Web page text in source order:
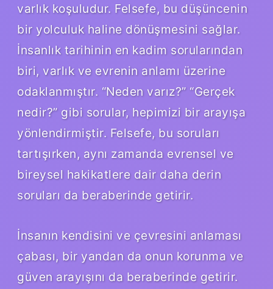
varlık koşuludur. Felsefe, bu düşüncenin
bir yolculuk haline dönüşmesini sağlar.
İnsanlık tarihinin en kadim sorularından
biri, varlık ve evrenin anlamı üzerine
odaklanmıştır. “Neden varız?” “Gerçek
nedir?” gibi sorular, hepimizi bir arayışa
yönlendirmiştir. Felsefe, bu soruları
tartışırken, aynı zamanda evrensel ve
bireysel hakikatlere dair daha derin
soruları da beraberinde getirir.
İnsanın kendisini ve çevresini anlaması
çabası, bir yandan da onun korunma ve
güven arayışını da beraberinde getirir.